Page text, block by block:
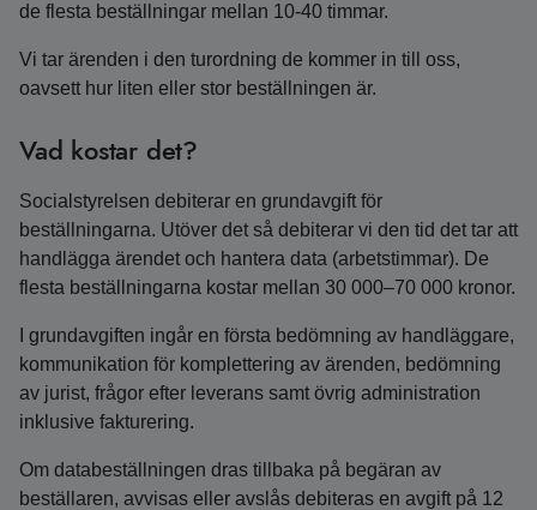
de flesta beställningar mellan 10-40 timmar.
Vi tar ärenden i den turordning de kommer in till oss,
oavsett hur liten eller stor beställningen är.
Vad kostar det?
Socialstyrelsen debiterar en grundavgift för
beställningarna. Utöver det så debiterar vi den tid det tar att
handlägga ärendet och hantera data (arbetstimmar). De
flesta beställningarna kostar mellan 30 000–70 000 kronor.
I grundavgiften ingår en första bedömning av handläggare,
kommunikation för komplettering av ärenden, bedömning
av jurist, frågor efter leverans samt övrig administration
inklusive fakturering.
Om databeställningen dras tillbaka på begäran av
beställaren, avvisas eller avslås debiteras en avgift på 12